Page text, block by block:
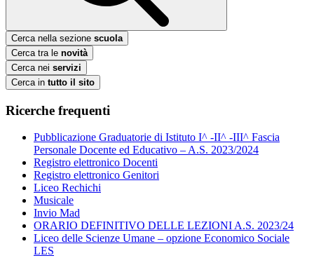
Cerca nella sezione scuola
Cerca tra le novità
Cerca nei servizi
Cerca in tutto il sito
Ricerche frequenti
Pubblicazione Graduatorie di Istituto I^ -II^ -III^ Fascia
Personale Docente ed Educativo – A.S. 2023/2024
Registro elettronico Docenti
Registro elettronico Genitori
Liceo Rechichi
Musicale
Invio Mad
ORARIO DEFINITIVO DELLE LEZIONI A.S. 2023/24
Liceo delle Scienze Umane – opzione Economico Sociale
LES